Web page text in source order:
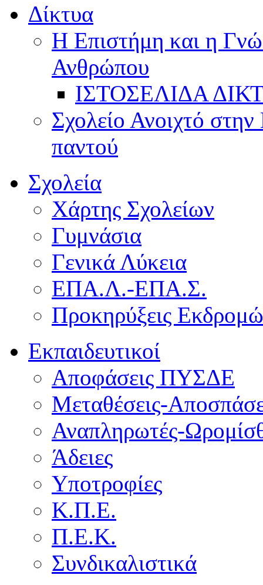
Δίκτυα
Η Επιστήμη και η
Ανθρώπου
ΙΣΤΟΣΕΛΙΔΑ
Σχολείο Ανοιχτό
παντού
Σχολεία
Χάρτης Σχολείων
Γυμνάσια
Γενικά Λύκεια
ΕΠΑ.Λ.-ΕΠΑ.Σ.
Προκηρύξεις
Εκπαιδευτικοί
Αποφάσεις ΠΥΣΔΕ
Μεταθέσεις-
Αναπληρωτές-
Άδειες
Υποτροφίες
Κ.Π.Ε.
Π.Ε.Κ.
Συνδικαλιστικά